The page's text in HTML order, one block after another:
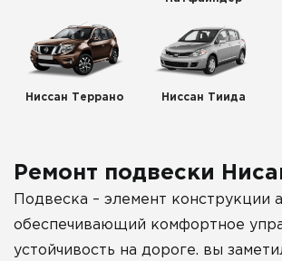
Ниссан Террано Ниссан Тиида
Ремонт подвески
Подвеска – элемент конструкции
обеспечивающий комфортное
устойчивость на дороге. вы